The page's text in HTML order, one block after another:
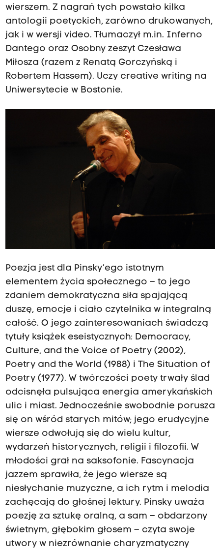
wierszem. Z nagrań tych powstało kilka
antologii poetyckich, zarówno drukowanych,
jak i w wersji video. Tłumaczył m.in. Inferno
Dantego oraz Osobny zeszyt Czesława
Miłosza (razem z Renatą Gorczyńską i
Robertem Hassem). Uczy creative writing na
Uniwersytecie w Bostonie.
Poezja jest dla Pinsky’ego istotnym
elementem życia społecznego – to jego
zdaniem demokratyczna siła spajającą
duszę, emocje i ciało czytelnika w integralną
całość. O jego zainteresowaniach świadczą
tytuły książek eseistycznych: Democracy,
Culture, and the Voice of Poetry (2002),
Poetry and the World (1988) i The Situation of
Poetry (1977). W twórczości poety trwały ślad
odcisnęła pulsująca energia amerykańskich
ulic i miast. Jednocześnie swobodnie porusza
się on wśród starych mitów; jego erudycyjne
wiersze odwołują się do wielu kultur,
wydarzeń historycznych, religii i filozofii. W
młodości grał na saksofonie. Fascynacja
jazzem sprawiła, że jego wiersze są
niesłychanie muzyczne, a ich rytm i melodia
zachęcają do głośnej lektury. Pinsky uważa
poezję za sztukę oralną, a sam – obdarzony
świetnym, głębokim głosem – czyta swoje
utwory w niezrównanie charyzmatyczny